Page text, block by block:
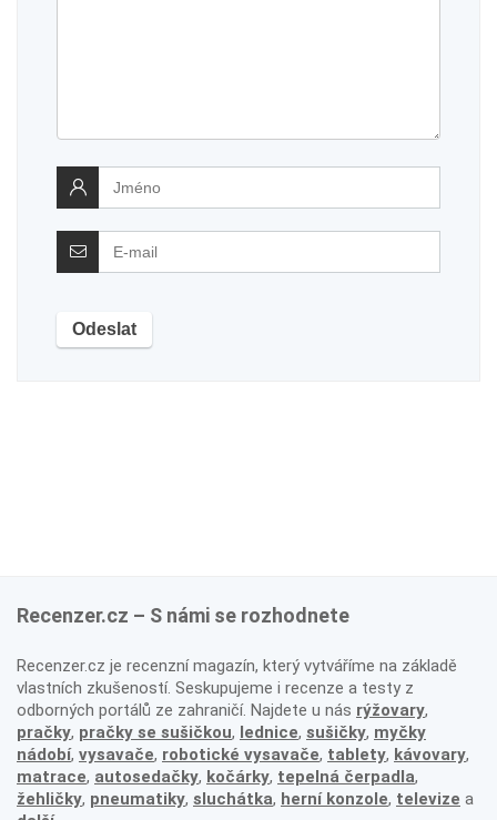
Recenzer.cz – S námi se rozhodnete
Recenzer.cz je recenzní magazín, který vytváříme na základě
vlastních zkušeností. Seskupujeme i recenze a testy z
odborných portálů ze zahraničí. Najdete u nás rýžovary,
pračky, pračky se sušičkou, lednice, sušičky, myčky
nádobí, vysavače, robotické vysavače, tablety, kávovary,
matrace, autosedačky, kočárky, tepelná čerpadla,
žehličky, pneumatiky, sluchátka, herní konzole, televize a